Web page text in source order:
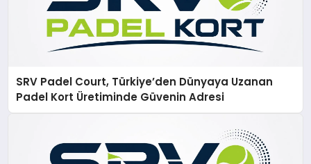
SRV Padel Court, Türkiye’den Dünyaya Uzanan
Padel Kort Üretiminde Güvenin Adresi